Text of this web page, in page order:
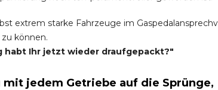
extrem starke Fahrzeuge im
können.
habt Ihr jetzt wieder draufgepackt?"
jedem Getriebe auf die Sprünge,